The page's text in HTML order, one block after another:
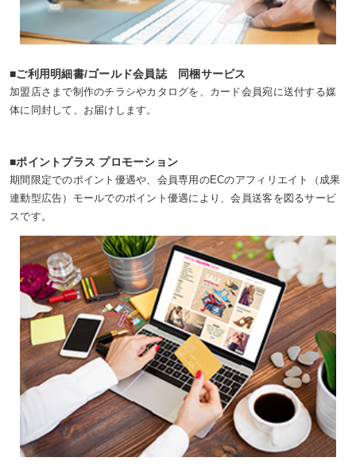
■ご利用明細書/ゴールド会員誌 同梱サービス
加盟店さまで制作のチラシやカタログを、カード会員宛に送付する媒
体に同封して、お届けします。
■ポイントプラス プロモーション
期間限定でのポイント優遇や、会員専用のECのアフィリエイト（成果
連動型広告）モールでのポイント優遇により、会員送客を図るサービ
スです。